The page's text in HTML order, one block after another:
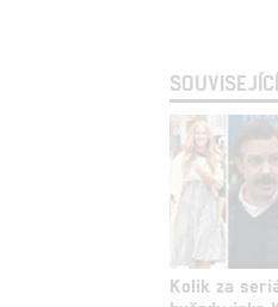
Kolik za